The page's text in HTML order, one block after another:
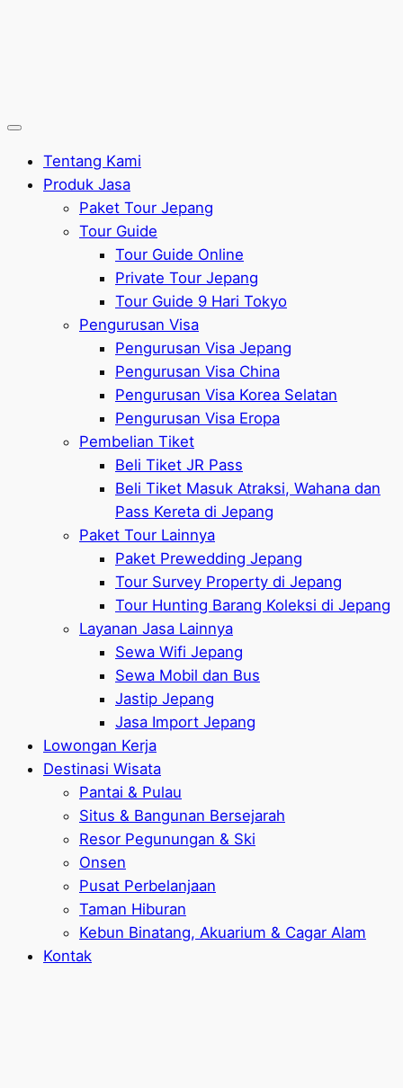
Tentang Kami
Produk Jasa
Paket Tour Jepang
Tour Guide
Tour Guide Online
Private Tour Jepang
Tour Guide 9 Hari Tokyo
Pengurusan Visa
Pengurusan Visa Jepang
Pengurusan Visa China
Pengurusan Visa Korea Selatan
Pengurusan Visa Eropa
Pembelian Tiket
Beli Tiket JR Pass
Beli Tiket Masuk Atraksi, Wahana dan
Pass Kereta di Jepang
Paket Tour Lainnya
Paket Prewedding Jepang
Tour Survey Property di Jepang
Tour Hunting Barang Koleksi di Jepang
Layanan Jasa Lainnya
Sewa Wifi Jepang
Sewa Mobil dan Bus
Jastip Jepang
Jasa Import Jepang
Lowongan Kerja
Destinasi Wisata
Pantai & Pulau
Situs & Bangunan Bersejarah
Resor Pegunungan & Ski
Onsen
Pusat Perbelanjaan
Taman Hiburan
Kebun Binatang, Akuarium & Cagar Alam
Kontak